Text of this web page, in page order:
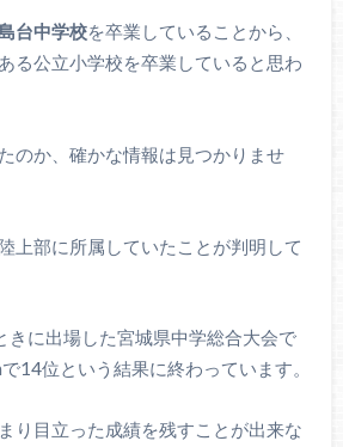
台中学校を卒業していることから、
る公立小学校を卒業していると思わ
のか、確かな情報は見つかりませ
上部に所属していたことが判明して
きに出場した宮城県中学総合大会で
14位という結果に終わっています。
り目立った成績を残すことが出来な